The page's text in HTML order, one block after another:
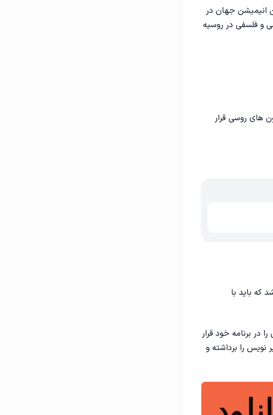
انیمیشن جهان در
و فلسفی در روسیه
های روسی قرار
که باید با
در برنامه خود قرار
نویس را برداشته و